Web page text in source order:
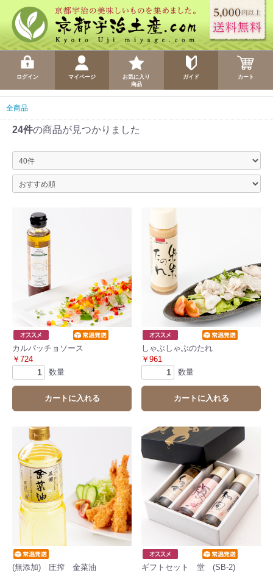
ログイン マイページ
お気に入り
商品
ガイド カート
全商品
24件の商品が見つかりました
カルパッチョソース
￥724
数量
カートに入れる
しゃぶしゃぶのたれ
￥961
数量
カートに入れる
(無添加) 圧搾 金菜油
ギフトセット 堂 (SB-2)